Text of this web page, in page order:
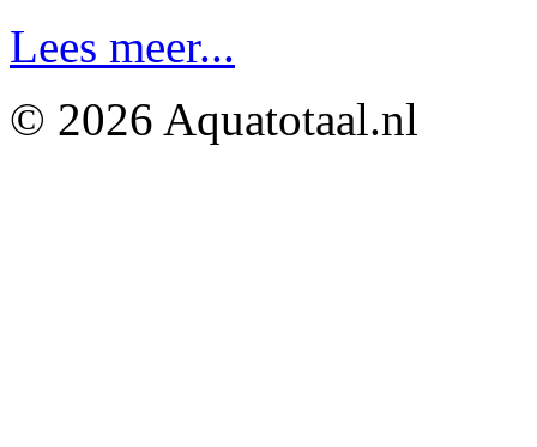
Lees meer...
© 2026 Aquatotaal.nl